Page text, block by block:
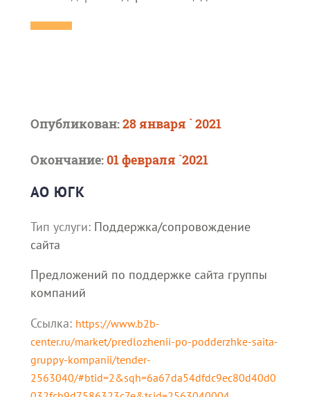
Опубликован:28 января ` 2021
Окончание:01 февраля `2021
АО ЮГК
Тип услуги: Поддержка/сопровождение
сайта
Предложений по поддержке сайта группы
компаний
Ссылка: https://www.b2b-
center.ru/market/predlozhenii-po-podderzhke-saita-
gruppy-kompanii/tender-
2563040/#btid=2&sqh=6a67da54dfdc9ec80d40d0